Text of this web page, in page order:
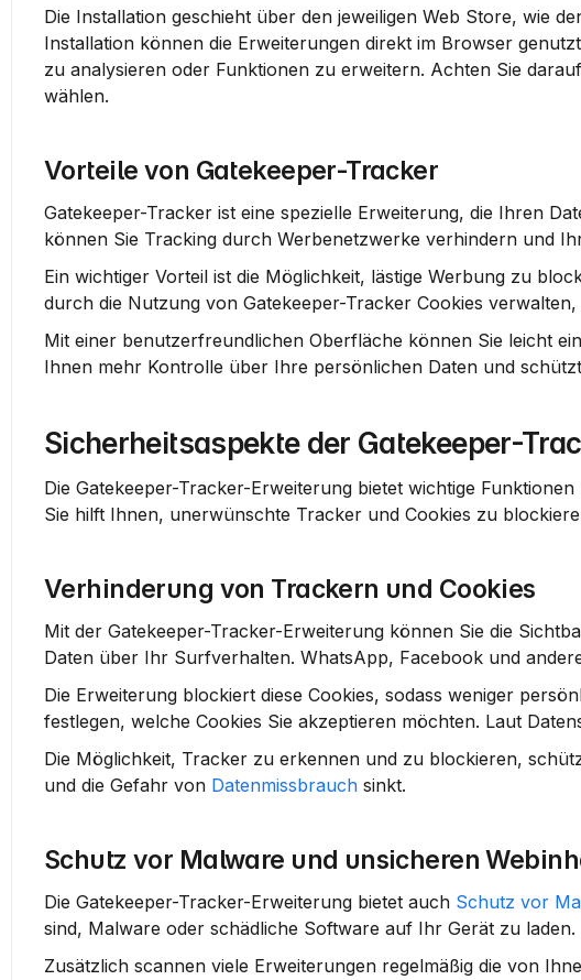
Die Installation geschieht über den jeweiligen Web Store, wie
Installation können die Erweiterungen direkt im Browser
zu analysieren oder Funktionen zu erweitern. Achten Sie
wählen.
Vorteile von Gatekeeper-Tracker
Gatekeeper-Tracker ist eine spezielle Erweiterung, die Ihren
können Sie Tracking durch Werbenetzwerke verhindern und
Ein wichtiger Vorteil ist die Möglichkeit, lästige Werbung zu
durch die Nutzung von Gatekeeper-Tracker Cookies
Mit einer benutzerfreundlichen Oberfläche können Sie leicht
Ihnen mehr Kontrolle über Ihre persönlichen Daten und
Sicherheitsaspekte der Gatekeeper-
Die Gatekeeper-Tracker-Erweiterung bietet wichtige
Sie hilft Ihnen, unerwünschte Tracker und Cookies zu
Verhinderung von Trackern und Cookies
Mit der Gatekeeper-Tracker-Erweiterung können Sie die
Daten über Ihr Surfverhalten. WhatsApp, Facebook und
Die Erweiterung blockiert diese Cookies, sodass weniger
festlegen, welche Cookies Sie akzeptieren möchten. Laut
Die Möglichkeit, Tracker zu erkennen und zu blockieren,
und die Gefahr von Datenmissbrauch sinkt.
Schutz vor Malware und unsicheren
Die Gatekeeper-Tracker-Erweiterung bietet auch Schutz vor
sind, Malware oder schädliche Software auf Ihr Gerät zu
Zusätzlich scannen viele Erweiterungen regelmäßig die von